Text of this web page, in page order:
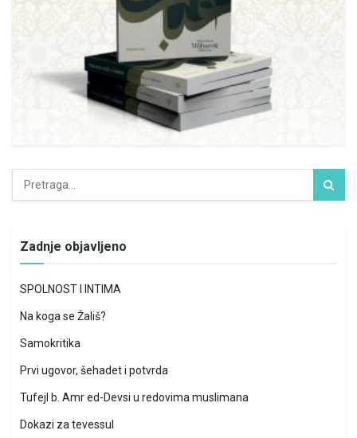
Zadnje objavljeno
SPOLNOST I INTIMA
Na koga se Žališ?
Samokritika
Prvi ugovor, šehadet i potvrda
Tufejl b. Amr ed-Devsi u redovima muslimana
Dokazi za tevessul